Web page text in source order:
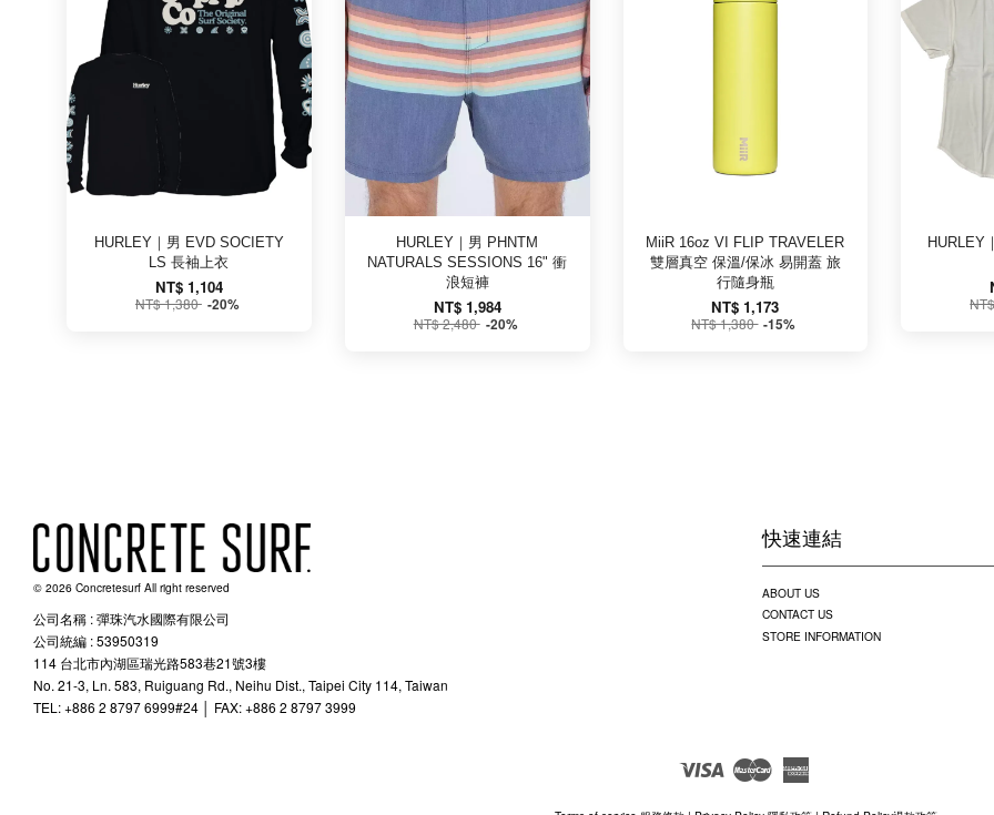
HURLEY｜男 EVD SOCIETY
LS 長袖上衣
NT$ 1,104
NT$ 1,380 -20%
HURLEY｜男 PHNTM
NATURALS SESSIONS 16" 衝
浪短褲
NT$ 1,984
NT$ 2,480 -20%
MiiR 16oz VI FLIP TRAVELER
雙層真空 保溫/保冰 易開蓋 旅
行隨身瓶
NT$ 1,173
NT$ 1,380 -15%
HURLEY
© 2026 Concretesurf All right reserved
公司名稱 : 彈珠汽水國際有限公司
公司統編 : 53950319
快速連結
ABOUT US
CONTACT US
STORE INFORMATION
114 台北市內湖區瑞光路583巷21號3樓
No. 21-3, Ln. 583, Ruiguang Rd., Neihu Dist., Taipei City 114, Taiwan
TEL: +886 2 8797 6999#24 │ FAX: +886 2 8797 3999
Visa Master